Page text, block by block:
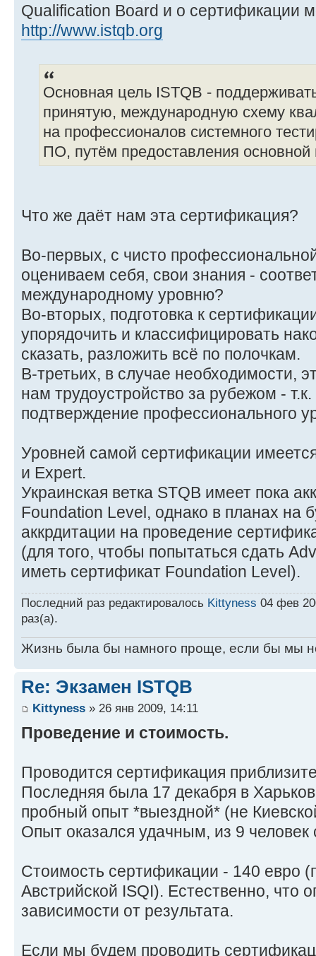
Qualification Board и о сертификации
http://www.istqb.org
Основная цель ISTQB -
принятую, международную схему
на профессионалов системного
ПО, путём предоставления
Что же даёт нам эта сертификация?
Во-первых, с чисто
оцениваем себя, свои знания -
международному уровню?
Во-вторых, подготовка к
упорядочить и классифицировать
сказать, разложить всё по полочкам.
В-третьих, в случае необходимости,
нам трудоустройство за рубежом -
подтверждение профессионального
Уровней самой сертификации
и Expert.
Украинская ветка STQB имеет пока
Foundation Level, однако в планах на
аккрдитации на проведение
(для того, чтобы попытаться сдать
иметь сертификат Foundation Level).
Последний раз редактировалось Kittyness 04 фев
раз(а).
Жизнь была бы намного проще, если бы мы
Re: Экзамен ISTQB
Kittyness » 26 янв 2009, 14:11
Проведение и стоимость.
Проводится сертификация
Последняя была 17 декабря в
пробный опыт *выездной* (не
Опыт оказался удачным, из 9 человек
Стоимость сертификации - 140 евро
Австрийской ISQI). Естественно, что
зависимости от результата.
Если мы будем проводить